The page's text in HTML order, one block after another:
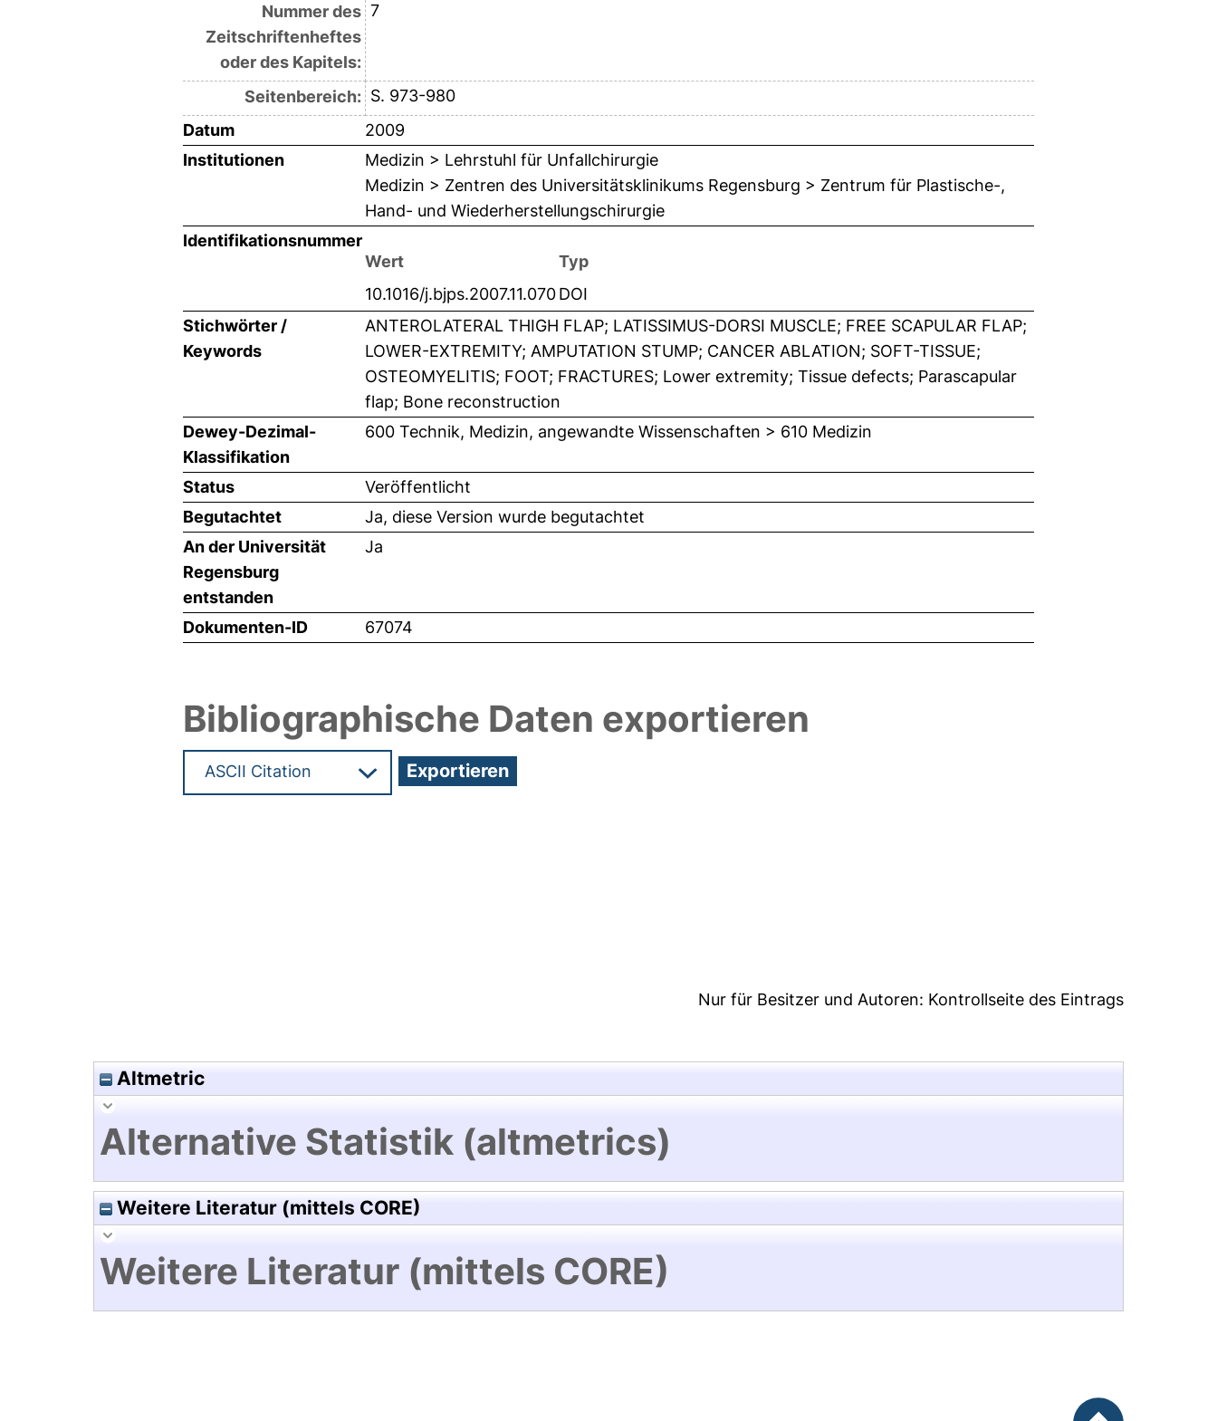
Nummer des
Zeitschriftenheftes
oder des Kapitels:
7
Seitenbereich: S. 973-980
Datum
2009
Institutionen
Medizin > Lehrstuhl für Unfallchirurgie
Medizin > Zentren des Universitätsklinikums Regensburg > Zentrum für Plastische-,
Hand- und Wiederherstellungschirurgie
Identifikationsnummer
Wert
Typ
10.1016/j.bjps.2007.11.070DOI
Stichwörter /
Keywords
ANTEROLATERAL THIGH FLAP; LATISSIMUS-DORSI MUSCLE; FREE SCAPULAR FLAP;
LOWER-EXTREMITY; AMPUTATION STUMP; CANCER ABLATION; SOFT-TISSUE;
OSTEOMYELITIS; FOOT; FRACTURES; Lower extremity; Tissue defects; Parascapular
flap; Bone reconstruction
Dewey-Dezimal-
Klassifikation
600 Technik, Medizin, angewandte Wissenschaften > 610 Medizin
Status
Veröffentlicht
Begutachtet
Ja, diese Version wurde begutachtet
An der Universität
Regensburg
entstanden
Ja
Dokumenten-ID 67074
Bibliographische Daten exportieren
Nur für Besitzer und Autoren: Kontrollseite des Eintrags
Altmetric
Alternative Statistik (altmetrics)
Weitere Literatur (mittels CORE)
Weitere Literatur (mittels CORE)